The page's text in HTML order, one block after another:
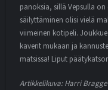
panoksia, sillä Vepsulla
säilyttäminen olisi vielä
viimeinen kotipeli.
kaverit mukaan ja
matsissa! Liput
Artikkelikuva: Harri Bragge